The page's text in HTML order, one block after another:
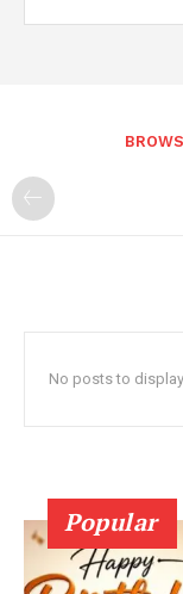
No posts to display
Popular